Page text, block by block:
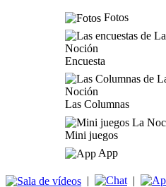
Fotos
Encuesta
Las Columnas
Mini juegos
App
| |